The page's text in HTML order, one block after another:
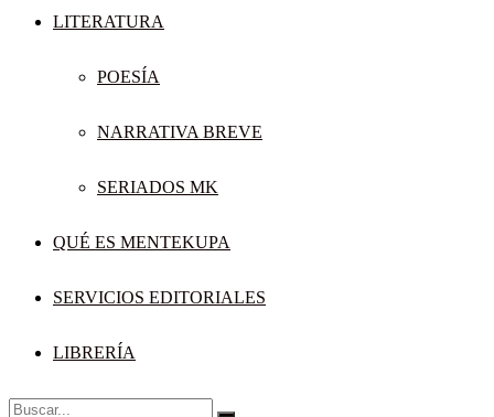
LITERATURA
POESÍA
NARRATIVA BREVE
SERIADOS MK
QUÉ ES MENTEKUPA
SERVICIOS EDITORIALES
LIBRERÍA